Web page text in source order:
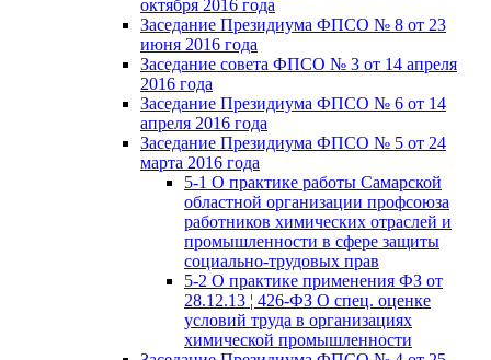
октября 2016 года
Заседание Президиума ФПСО № 8 от 23
июня 2016 года
Заседание совета ФПСО № 3 от 14 апреля
2016 года
Заседание Президиума ФПСО № 6 от 14
апреля 2016 года
Заседание Президиума ФПСО № 5 от 24
марта 2016 года
5-1 О практике работы Самарской
областной организации профсоюза
работников химических отраслей и
промышленности в сфере защиты
социально-трудовых прав
5-2 О практике применения ФЗ от
28.12.13 ¦ 426-ФЗ О спец. оценке
условий труда в организациях
химической промышленности